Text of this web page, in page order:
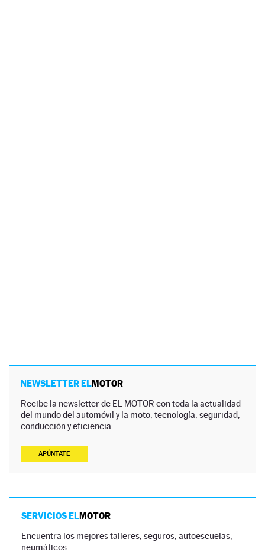
NEWSLETTER ELMOTOR
Recibe la newsletter de EL MOTOR con toda la actualidad
del mundo del automóvil y la moto, tecnología, seguridad,
conducción y eficiencia.
APÚNTATE
SERVICIOS ELMOTOR
Encuentra los mejores talleres, seguros, autoescuelas,
neumáticos…